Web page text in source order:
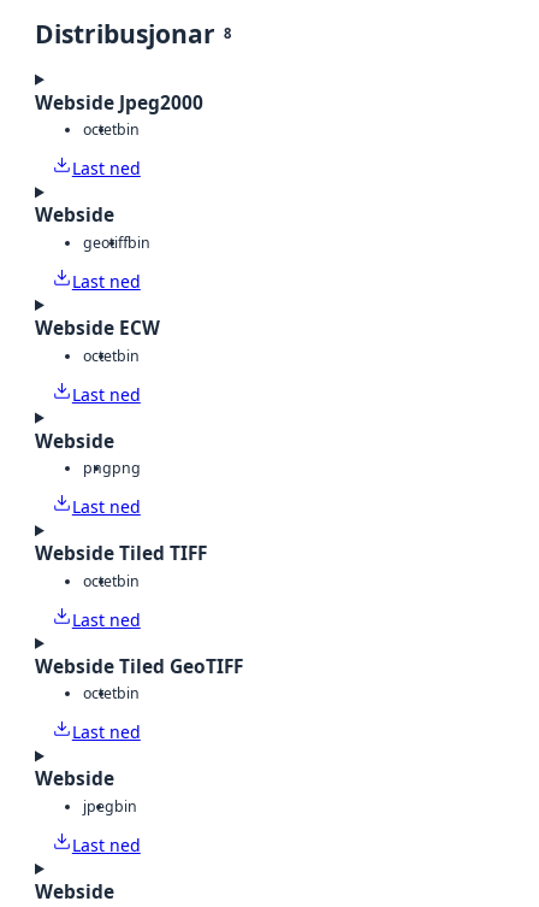
Distribusjonar 8
Webside Jpeg2000
octetbin
Last ned
Webside
geotiffbin
Last ned
Webside ECW
octetbin
Last ned
Webside
pngpng
Last ned
Webside Tiled TIFF
octetbin
Last ned
Webside Tiled GeoTIFF
octetbin
Last ned
Webside
jpegbin
Last ned
Webside